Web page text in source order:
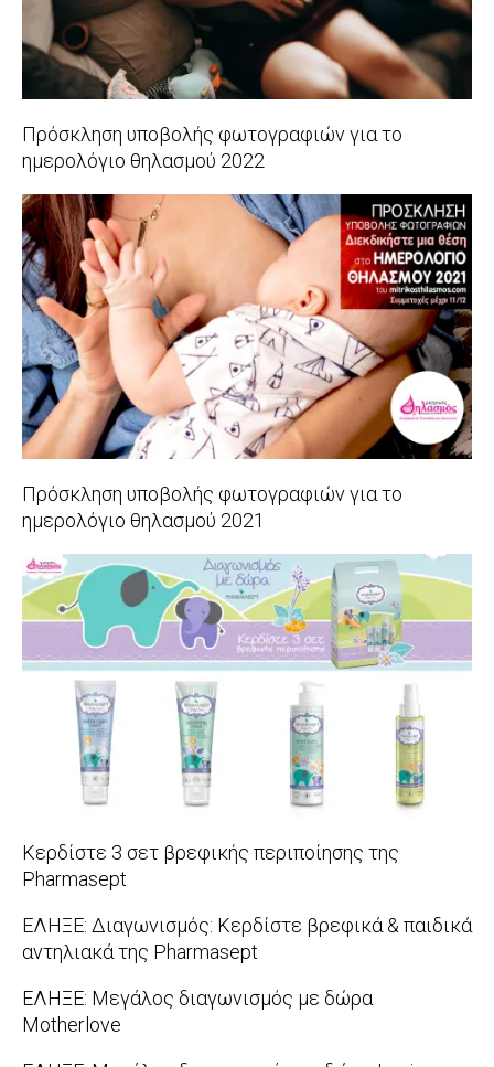
Πρόσκληση υποβολής φωτογραφιών για το
ημερολόγιο θηλασμού 2022
2021-
11-
19
Πρόσκληση υποβολής φωτογραφιών για το
ημερολόγιο θηλασμού 2021
2020-
11-
24
Κερδίστε 3 σετ βρεφικής περιποίησης της
Pharmasept
01-
ΕΛΗΞΕ: Διαγωνισμός: Κερδίστε βρεφικά & παιδικά
αντηλιακά της Pharmasept
04-
ΕΛΗΞΕ: Μεγάλος διαγωνισμός με δώρα
Motherlove